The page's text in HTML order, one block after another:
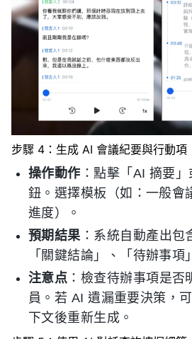
步驟 4：生成 AI 會議紀要與行動項
操作動作 ：點擊「AI 摘要
鈕。選擇模板（如：一般會
進度）。
預期結果 ：系統自動產出包
「關鍵結論」、「待辦事項
注意点 ：檢查待辦事項是否
員。若 AI 遺漏重要決策，
下文後重新生成。